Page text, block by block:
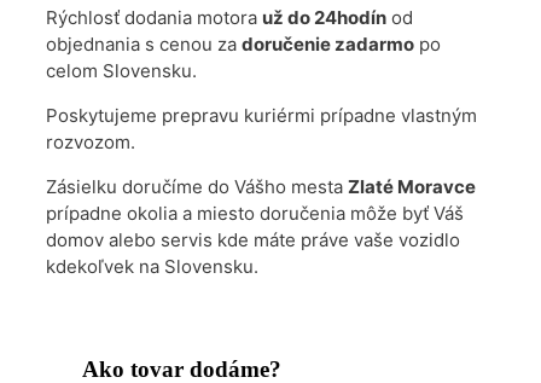
Rýchlosť dodania motora už do 24hodín od
objednania s cenou za doručenie zadarmo po
celom Slovensku.
Poskytujeme prepravu kuriérmi prípadne vlastným
rozvozom.
Zásielku doručíme do Vášho mesta Zlaté Moravce
prípadne okolia a miesto doručenia môže byť Váš
domov alebo servis kde máte práve vaše vozidlo
kdekoľvek na Slovensku.
Ako tovar dodáme?